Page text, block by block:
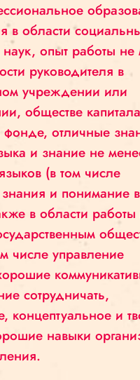
в области
наук, опыт работы
руководителя в
учреждении или
обществе
отличные
и знание не
(в том числе
знания и понимание
в области работы
числе управление
сотрудничать,
концептуальное и
навыки